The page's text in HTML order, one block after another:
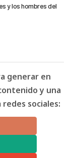
y los hombres del
generar en
y una
sociales: